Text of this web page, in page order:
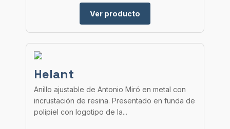
Ver producto
Helant
Anillo ajustable de Antonio Miró en metal con
incrustación de resina. Presentado en funda de
polipiel con logotipo de la...